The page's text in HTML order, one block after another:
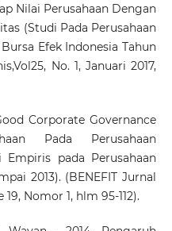
Nilai Perusahaan Dengan
(Studi Pada Perusahaan
Efek Indonesia Tahun
No. 1, Januari 2017,
Corporate Governance
Pada Perusahaan
pada Perusahaan
2013). (BENEFIT Jurnal
Nomor 1, hlm 95-112).